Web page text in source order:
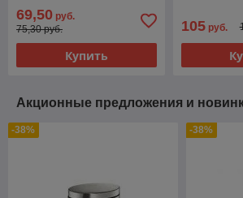
69,50 руб.
75,30 руб.
Купить
105руб.
Акционные предложения и
-38% -38%